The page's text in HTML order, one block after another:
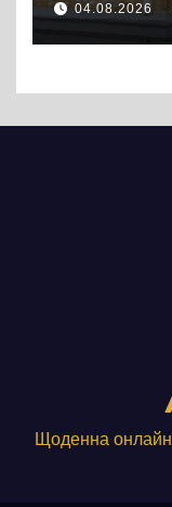
04.08.2026
Щоденна онлайн